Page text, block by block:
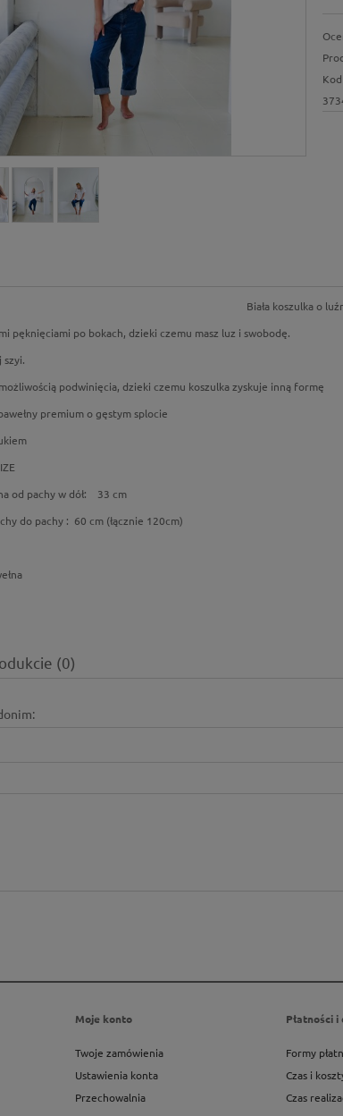
Biała koszulka o
pęknięciami po bokach, dzieki czemu masz luz i swobodę.
szyi.
podwinięcia, dzieki czemu koszulka zyskuje inną formę
premium o gęstym splocie
od pachy w dół: 33 cm
do pachy : 60 cm (łącznie 120cm)
(0)
Moje konto
Twoje zamówienia
Ustawienia konta
Przechowalnia
Płatności i
Formy
Czas i
Czas